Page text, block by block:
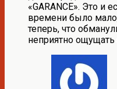
«GARANCE». Это и
времени было
теперь, что
неприятно